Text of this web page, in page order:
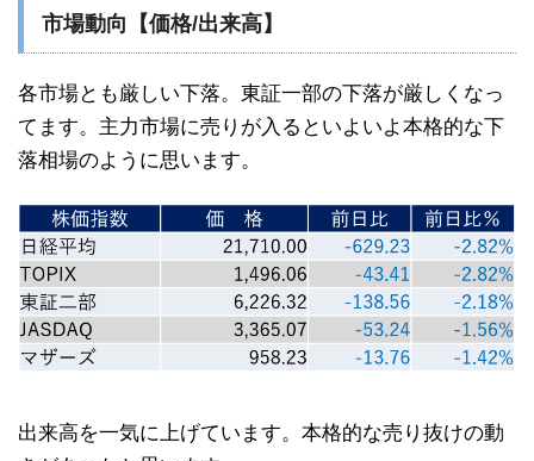
市場動向【価格/出来高】
各市場とも厳しい下落。東証一部の下落が厳しくなっ
てます。主力市場に売りが入るといよいよ本格的な下
落相場のように思います。
出来高を一気に上げています。本格的な売り抜けの動